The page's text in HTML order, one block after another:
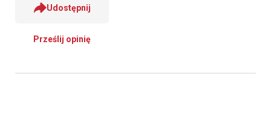
Udostępnij
Prześlij opinię